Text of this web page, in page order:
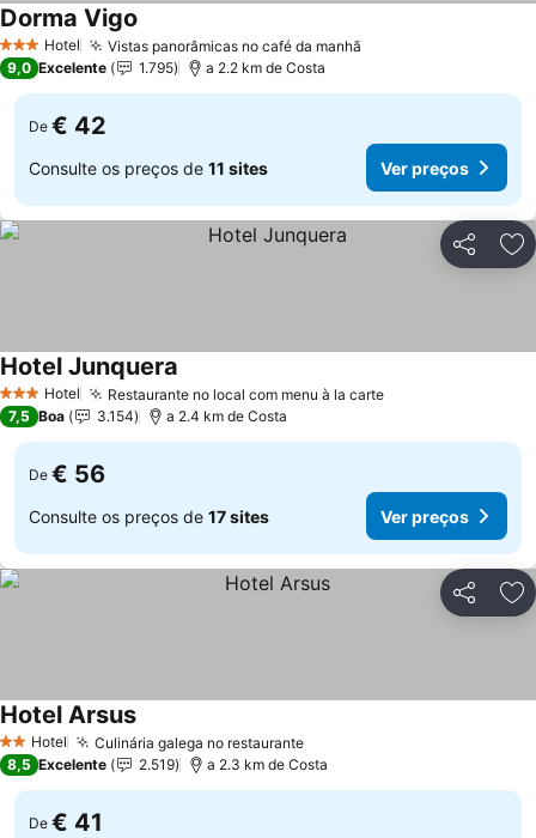
3 EstrelasHotel Vistas panorâmicas no café da manhã
Dorma Vigo
9,0 Excelente 1.795 a 2.2 km de Costa
De € 42
Consulte os preços de 11 sites Ver preços
Partilhar
3 EstrelasHotel Restaurante no local com menu à la carte
Hotel Junquera
7,5 Boa 3.154 a 2.4 km de Costa
De € 56
Consulte os preços de 17 sites Ver preços
Partilhar
2 Estrelas
Hotel Culinária galega no restaurante
Hotel Arsus
8,5 Excelente 2.519 a 2.3 km de Costa
De € 41